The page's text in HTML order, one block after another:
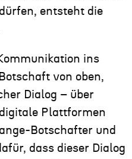
entsteht die
ins
von oben,
Dialog – über
Plattformen
Botschafter und
dass dieser Dialog